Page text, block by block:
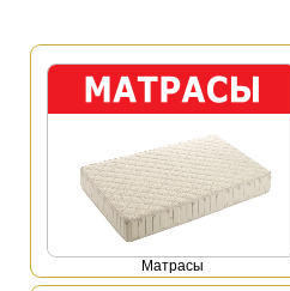
Mатрасы